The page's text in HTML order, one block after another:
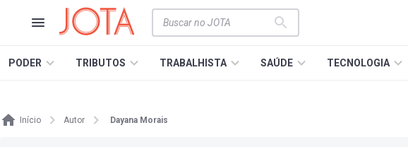
PODER TRIBUTOS TRABALHISTA SAÚDE TECNOLOGIA
Início Autor Dayana Morais